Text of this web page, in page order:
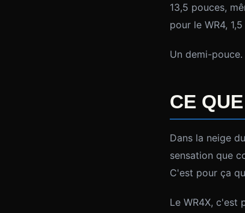
13,5 pouces,
pour le WR4,
Un demi-
CE
Dans la neige
sensation que
C'est pour ça
Le WR4X, c'est